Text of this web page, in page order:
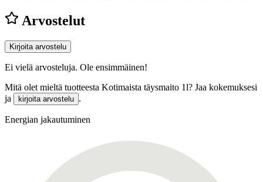
Arvostelut
Kirjoita arvostelu
Ei vielä arvosteluja. Ole ensimmäinen!
Mitä olet mieltä tuotteesta Kotimaista täysmaito 1l? Jaa kokemuksesi
ja
kirjoita arvostelu .
Energian jakautuminen